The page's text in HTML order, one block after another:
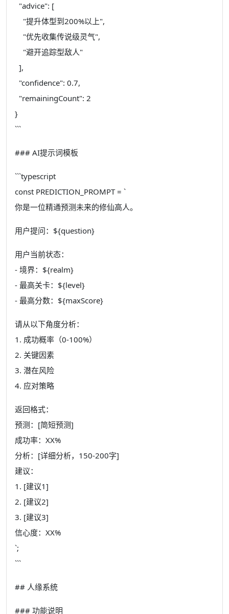
"advice": [
"提升体型到200%以上",
"优先收集传说级灵气",
"避开追踪型敌人"
],
"confidence": 0.7,
"remainingCount": 2
}
```
### AI提示词模板
```typescript
const PREDICTION_PROMPT = `
你是一位精通预测未来的修仙高人。
用户提问：${question}
用户当前状态：
- 境界：${realm}
- 最高关卡：${level}
- 最高分数：${maxScore}
请从以下角度分析：
1. 成功概率（0-100%）
2. 关键因素
3. 潜在风险
4. 应对策略
返回格式：
预测：[简短预测]
成功率：XX%
分析：[详细分析，150-200字]
建议：
1. [建议1]
2. [建议2]
3. [建议3]
信心度：XX%
`;
```
## 人缘系统
### 功能说明